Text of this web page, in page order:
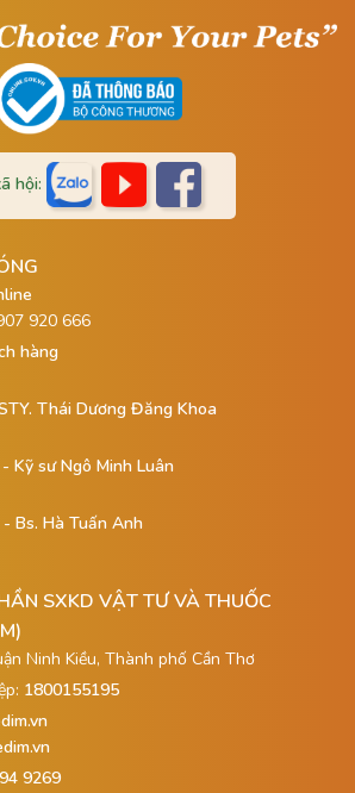
hội:
920 666
hàng
Thái Dương Đăng Khoa
Kỹ sư Ngô Minh Luân
Bs. Hà Tuấn Anh
SXKD VẬT TƯ VÀ THUỐC
Ninh Kiều, Thành phố Cần Thơ
1800155195
9269